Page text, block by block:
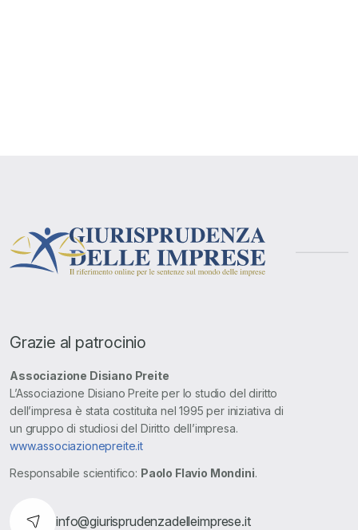
Grazie al patrocinio
Associazione Disiano Preite
L’Associazione Disiano Preite per lo studio del diritto
dell’impresa è stata costituita nel 1995 per iniziativa di
un gruppo di studiosi del Diritto dell’impresa.
www.associazionepreite.it
Responsabile scientifico: Paolo Flavio Mondini.
info@giurisprudenzadelleimprese.it